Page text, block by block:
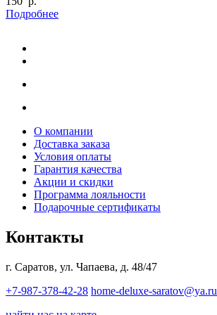
Подробнее
О компании
Доставка заказа
Условия оплаты
Гарантия качества
Акции и скидки
Программа лояльности
Подарочные сертификаты
Контакты
г. Саратов, ул. Чапаева, д. 48/47
+7-987-378-42-28 home-deluxe-saratov@ya.ru